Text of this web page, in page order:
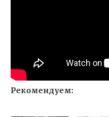
Рекомендуем: